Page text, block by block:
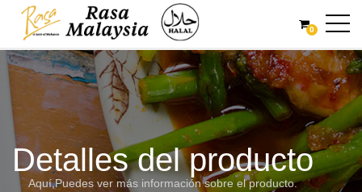
0
Detalles del producto
Aquí,Puedes ver más información sobre el producto.